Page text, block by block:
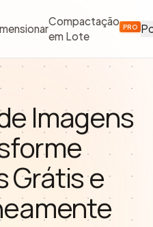
Compactação
em Lote
PRO
Imagens
Grátis e